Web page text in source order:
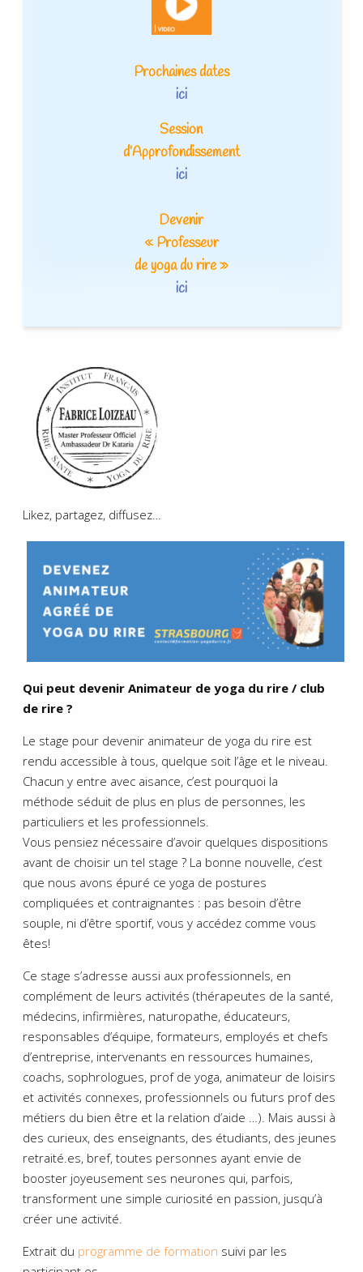
Prochaines dates
ici
Session
d’Approfondissement
ici
Devenir
« Professeur
de yoga du rire »
ici
Likez, partagez, diffusez…
Qui peut devenir Animateur de yoga du rire / club
de rire ?
Le stage pour devenir animateur de yoga du rire est
rendu accessible à tous, quelque soit l’âge et le niveau.
Chacun y entre avec aisance, c’est pourquoi la
méthode séduit de plus en plus de personnes, les
particuliers et les professionnels.
Vous pensiez nécessaire d’avoir quelques dispositions
avant de choisir un tel stage ? La bonne nouvelle, c’est
que nous avons épuré ce yoga de postures
compliquées et contraignantes : pas besoin d’être
souple, ni d’être sportif, vous y accédez comme vous
êtes!
Ce stage s’adresse aussi aux professionnels, en
complément de leurs activités (thérapeutes de la santé,
médecins, infirmières, naturopathe, éducateurs,
responsables d’équipe, formateurs, employés et chefs
d’entreprise, intervenants en ressources humaines,
coachs, sophrologues, prof de yoga, animateur de loisirs
et activités connexes, professionnels ou futurs prof des
métiers du bien être et la relation d’aide …). Mais aussi à
des curieux, des enseignants, des étudiants, des jeunes
retraité.es, bref, toutes personnes ayant envie de
booster joyeusement ses neurones qui, parfois,
transforment une simple curiosité en passion, jusqu’à
créer une activité.
Extrait du programme de formation suivi par les